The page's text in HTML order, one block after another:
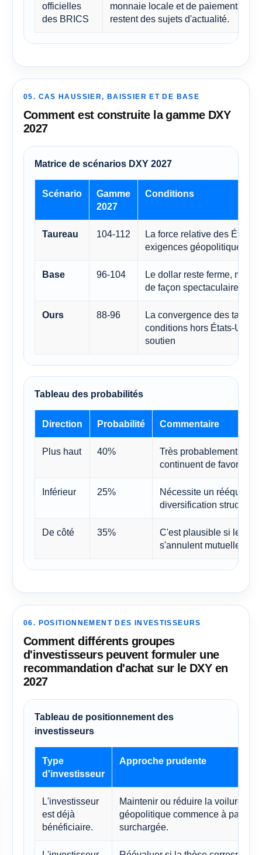
officielles
des BRICS
monnaie locale et de paiements
restent des sujets d'actualité.
05. CAS HAUSSIER, BAISSIER ET DE BASE
Comment est construite la gamme DXY
2027
Matrice de scénarios DXY 2027
Scénario
Gamme
2027
Conditions
Taureau 104-112
La force relative des États-
exigences géopolitiques
Base 96-104
Le dollar reste ferme, mais
de façon spectaculaire.
Ours 88-96
La convergence des taux
conditions hors États-Unis
soutien
Tableau des probabilités
Direction Probabilité Commentaire
Plus haut 40%
Très probablement si
continuent de favoriser
Inférieur 25%
Nécessite un
diversification
De côté 35%
C'est plausible si les
s'annulent
06. POSITIONNEMENT DES INVESTISSEURS
Comment différents groupes
d'investisseurs peuvent formuler une
recommandation d'achat sur le DXY en
2027
Tableau de positionnement des
investisseurs
Type
d'investisseur
Approche prudente
L'investisseur
est déjà
bénéficiaire.
Maintenir ou réduire la voilure si
géopolitique commence à paraître
surchargée.